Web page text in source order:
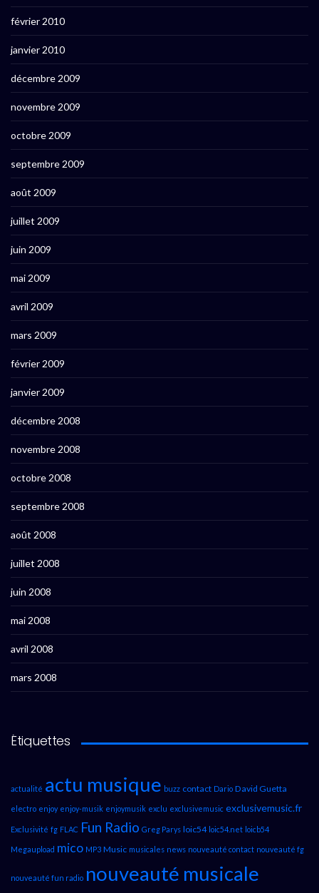
février 2010
janvier 2010
décembre 2009
novembre 2009
octobre 2009
septembre 2009
août 2009
juillet 2009
juin 2009
mai 2009
avril 2009
mars 2009
février 2009
janvier 2009
décembre 2008
novembre 2008
octobre 2008
septembre 2008
août 2008
juillet 2008
juin 2008
mai 2008
avril 2008
mars 2008
Étiquettes
actualité actu musique buzz contact Dario David Guetta
electro enjoy enjoy-musik enjoymusik exclu exclusivemusic exclusivemusic.fr
Exclusivité fg FLAC Fun Radio Greg Parys loic54 loic54.net loicb54
Megaupload mico MP3 Music musicales news nouveauté contact nouveauté fg
nouveauté fun radio nouveauté musicale